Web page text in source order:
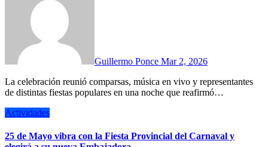
Guillermo Ponce Mar 2, 2026
La celebración reunió comparsas, música en vivo y representantes
de distintas fiestas populares en una noche que reafirmó…
Actividades
25 de Mayo vibra con la Fiesta Provincial del Carnaval y